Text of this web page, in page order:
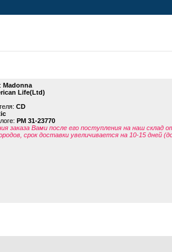
Madonna
Life(Ltd)
CD
PM 31-23770
заказа Вами после его поступления на наш склад
срок доставки увеличивается на 10-15 дней